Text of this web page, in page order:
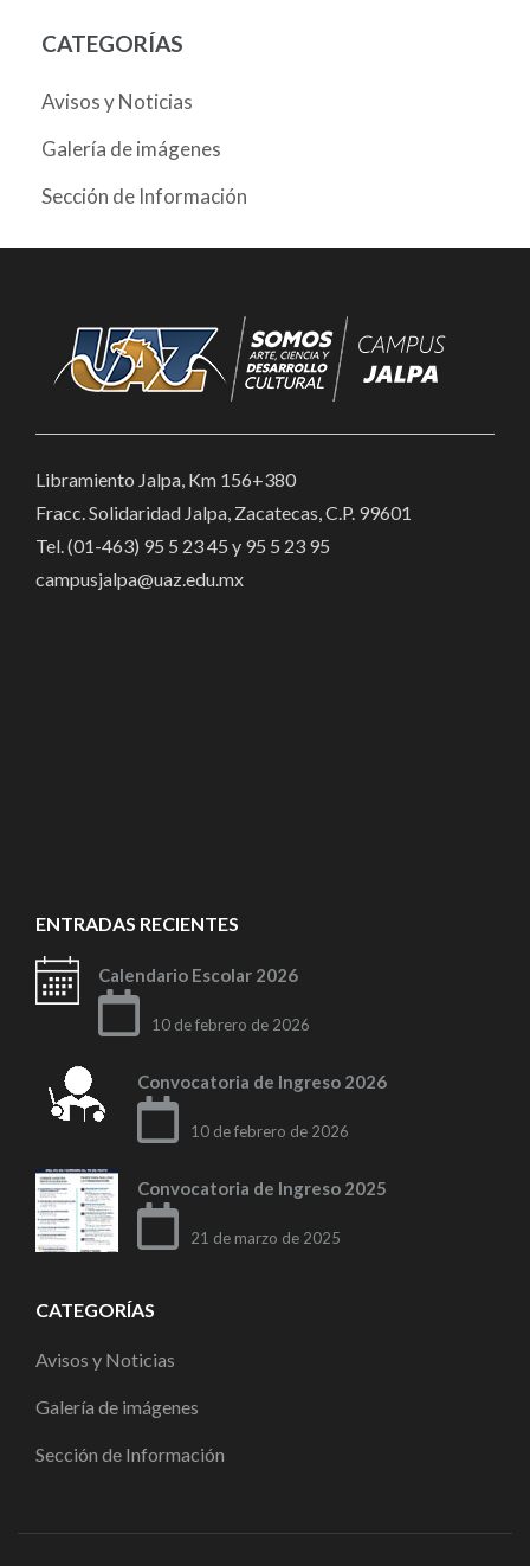
CATEGORÍAS
Avisos y Noticias
Galería de imágenes
Sección de Información
Libramiento Jalpa, Km 156+380
Fracc. Solidaridad Jalpa, Zacatecas, C.P. 99601
Tel. (01-463) 95 5 23 45 y 95 5 23 95
campusjalpa@uaz.edu.mx
ENTRADAS RECIENTES
Calendario Escolar 2026
10 de febrero de 2026
Convocatoria de Ingreso 2026
10 de febrero de 2026
Convocatoria de Ingreso 2025
21 de marzo de 2025
CATEGORÍAS
Avisos y Noticias
Galería de imágenes
Sección de Información